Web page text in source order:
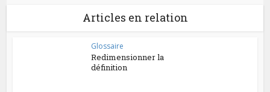
Articles en relation
Glossaire
Redimensionner la
définition